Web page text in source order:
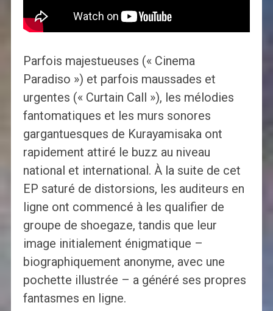
Parfois majestueuses (« Cinema
Paradiso ») et parfois maussades et
urgentes (« Curtain Call »), les mélodies
fantomatiques et les murs sonores
gargantuesques de Kurayamisaka ont
rapidement attiré le buzz au niveau
national et international. À la suite de cet
EP saturé de distorsions, les auditeurs en
ligne ont commencé à les qualifier de
groupe de shoegaze, tandis que leur
image initialement énigmatique –
biographiquement anonyme, avec une
pochette illustrée – a généré ses propres
fantasmes en ligne.